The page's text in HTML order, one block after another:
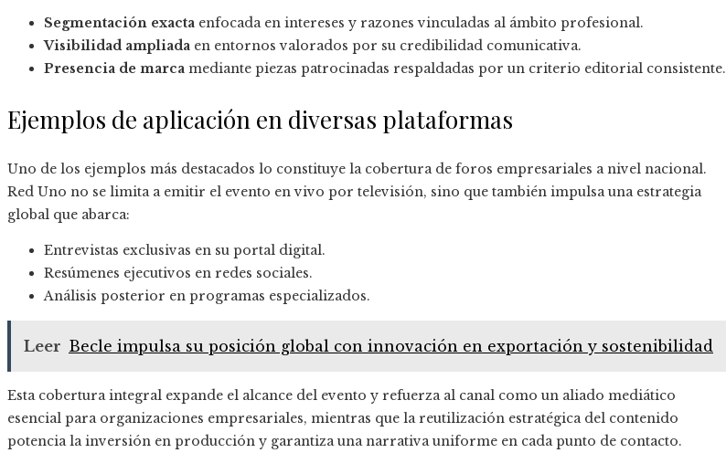
Segmentación exacta enfocada en intereses y razones vinculadas al ámbito profesional.
Visibilidad ampliada en entornos valorados por su credibilidad comunicativa.
Presencia de marca mediante piezas patrocinadas respaldadas por un criterio editorial consistente.
Ejemplos de aplicación en diversas plataformas
Uno de los ejemplos más destacados lo constituye la cobertura de foros empresariales a nivel nacional.
Red Uno no se limita a emitir el evento en vivo por televisión, sino que también impulsa una estrategia
global que abarca:
Entrevistas exclusivas en su portal digital.
Resúmenes ejecutivos en redes sociales.
Análisis posterior en programas especializados.
Leer Becle impulsa su posición global con innovación en exportación y sostenibilidad
Esta cobertura integral expande el alcance del evento y refuerza al canal como un aliado mediático
esencial para organizaciones empresariales, mientras que la reutilización estratégica del contenido
potencia la inversión en producción y garantiza una narrativa uniforme en cada punto de contacto.